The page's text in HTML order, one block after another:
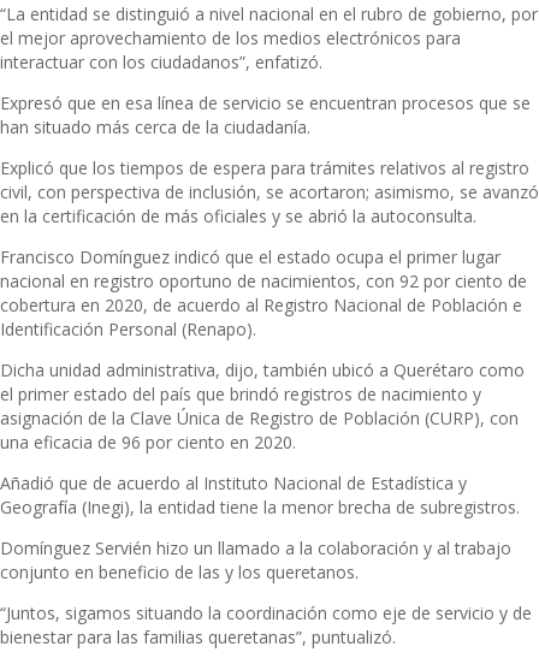
“La entidad se distinguió a nivel nacional en el rubro de gobierno, por
el mejor aprovechamiento de los medios electrónicos para
interactuar con los ciudadanos”, enfatizó.
Expresó que en esa línea de servicio se encuentran procesos que se
han situado más cerca de la ciudadanía.
Explicó que los tiempos de espera para trámites relativos al registro
civil, con perspectiva de inclusión, se acortaron; asimismo, se avanzó
en la certificación de más oficiales y se abrió la autoconsulta.
Francisco Domínguez indicó que el estado ocupa el primer lugar
nacional en registro oportuno de nacimientos, con 92 por ciento de
cobertura en 2020, de acuerdo al Registro Nacional de Población e
Identificación Personal (Renapo).
Dicha unidad administrativa, dijo, también ubicó a Querétaro como
el primer estado del país que brindó registros de nacimiento y
asignación de la Clave Única de Registro de Población (CURP), con
una eficacia de 96 por ciento en 2020.
Añadió que de acuerdo al Instituto Nacional de Estadística y
Geografía (Inegi), la entidad tiene la menor brecha de subregistros.
Domínguez Servién hizo un llamado a la colaboración y al trabajo
conjunto en beneficio de las y los queretanos.
“Juntos, sigamos situando la coordinación como eje de servicio y de
bienestar para las familias queretanas”, puntualizó.